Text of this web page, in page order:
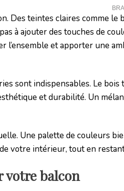
Des teintes claires comme le
à ajouter des touches de
l’ensemble et apporter une
sont indispensables. Le
et durabilité. Un
Une palette de couleurs
votre intérieur, tout en
votre balcon